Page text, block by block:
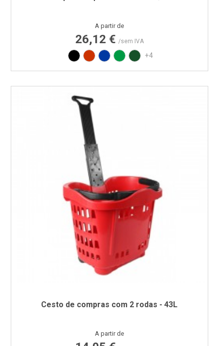
Preço
A partir de
26,12 € /sem IVA
Preto Vermelho RAL3020
Azul PAN 293C
Verde PAN 347C
Verde PAN 357C
+4
Cesto de compras com 2 rodas - 43L
Preço
A partir de